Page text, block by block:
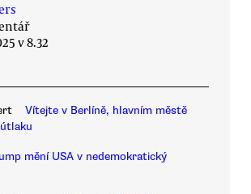
v 8.32
Vítejte v Berlíně, hlavním městě
mění USA v nedemokratický